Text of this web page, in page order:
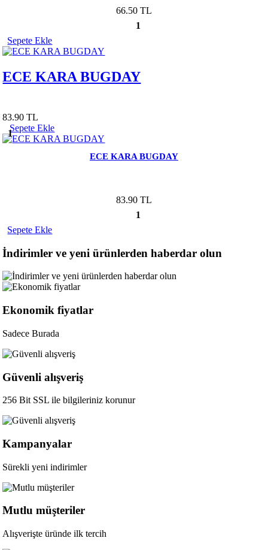
66.50 TL
1
Sepete Ekle
ECE KARA BUGDAY
83.90 TL
1
Sepete Ekle
ECE KARA BUGDAY
83.90 TL
1
Sepete Ekle
İndirimler ve yeni ürünlerden haberdar olun
Ekonomik fiyatlar
Sadece Burada
Güvenli alışveriş
256 Bit SSL ile bilgileriniz korunur
Kampanyalar
Sürekli yeni indirimler
Mutlu müşteriler
Alışverişte üründe ilk tercih